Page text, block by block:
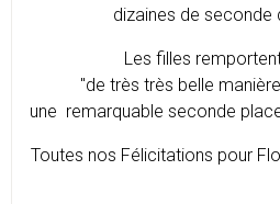
dizaines de seconde
Les filles
"de très très belle
une remarquable seconde
Toutes nos Félicitations pour